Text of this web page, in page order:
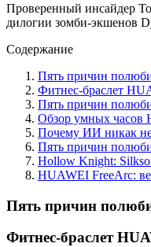
Проверенный инсайдер
дилогии зомби-экшенов
Содержание
Пять причин
Фитнес-браслет
Пять причин
Обзор умных часов
Почему ИИ никак не
Пять причин
Hollow Knight:
HUAWEI FreeArc:
Пять причин
Фитнес-браслет